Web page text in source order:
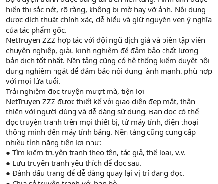
hiển thị sắc nét, rõ ràng, không bị mờ hay vỡ ảnh. Nội dung
được dịch thuật chính xác, dễ hiểu và giữ nguyên vẹn ý nghĩa
của tác phẩm gốc.
NetTruyen ZZZ hợp tác với đội ngũ dịch giả và biên tập viên
chuyên nghiệp, giàu kinh nghiệm để đảm bảo chất lượng
bản dịch tốt nhất. Nền tảng cũng có hệ thống kiểm duyệt nội
dung nghiêm ngặt để đảm bảo nội dung lành mạnh, phù hợp
với mọi lứa tuổi.
Trải nghiệm đọc truyện mượt mà, tiện lợi:
NetTruyen ZZZ được thiết kế với giao diện đẹp mắt, thân
thiện với người dùng và dễ dàng sử dụng. Bạn đọc có thể
đọc truyện tranh trên mọi thiết bị, từ máy tính, điện thoại
thông minh đến máy tính bảng. Nền tảng cũng cung cấp
nhiều tính năng tiện lợi như:
● Tìm kiếm truyện tranh theo tên, tác giả, thể loại, v.v.
● Lưu truyện tranh yêu thích để đọc sau.
● Đánh dấu trang để dễ dàng quay lại vị trí đang đọc.